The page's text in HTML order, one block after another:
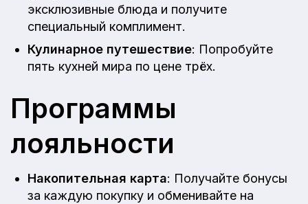
эксклюзивные блюда и получите
специальный комплимент.
Кулинарное путешествие: Попробуйте
пять кухней мира по цене трёх.
Программы
лояльности
Накопительная карта: Получайте бонусы
за каждую покупку и обменивайте на